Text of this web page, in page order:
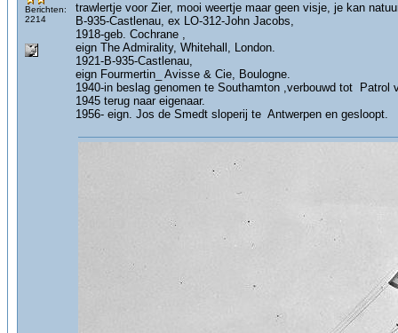
Berichten:
2214
trawlertje voor Zier, mooi weertje maar geen visje, je kan
B-935-Castlenau, ex LO-312-John Jacobs,
1918-geb. Cochrane ,
eign The Admirality, Whitehall, London.
1921-B-935-Castlenau,
eign Fourmertin_ Avisse & Cie, Boulogne.
1940-in beslag genomen te Southamton ,verbouwd tot
1945 terug naar eigenaar.
1956- eign. Jos de Smedt sloperij te Antwerpen en gesloopt.